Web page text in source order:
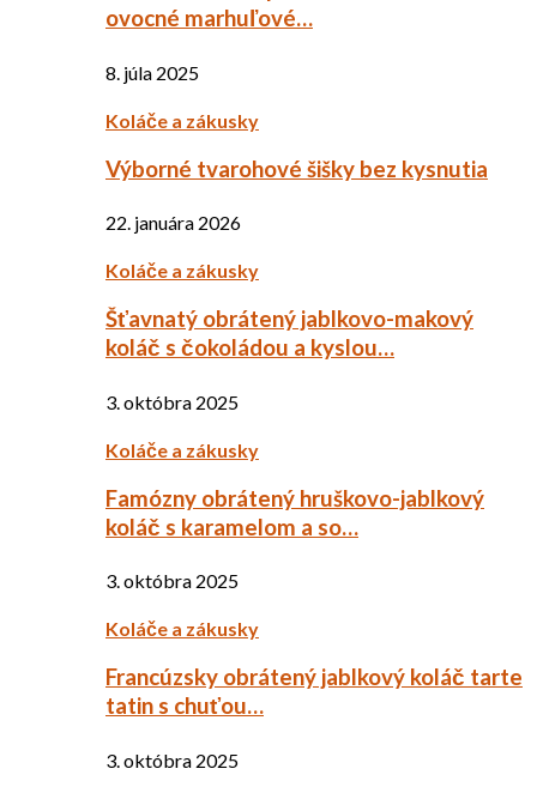
ovocné marhuľové…
8. júla 2025
Koláče a zákusky
Výborné tvarohové šišky bez kysnutia
22. januára 2026
Koláče a zákusky
Šťavnatý obrátený jablkovo-makový
koláč s čokoládou a kyslou…
3. októbra 2025
Koláče a zákusky
Famózny obrátený hruškovo-jablkový
koláč s karamelom a so…
3. októbra 2025
Koláče a zákusky
Francúzsky obrátený jablkový koláč tarte
tatin s chuťou…
3. októbra 2025